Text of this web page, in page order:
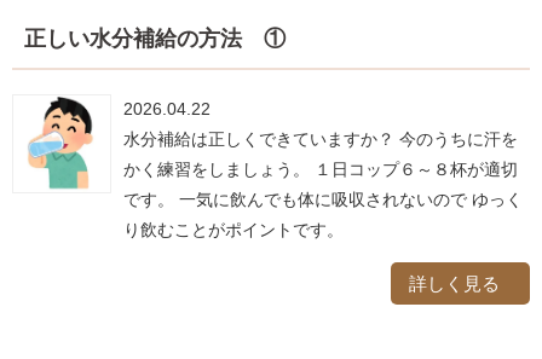
正しい水分補給の方法 ①
2026.04.22
水分補給は正しくできていますか？ 今のうちに汗を
かく練習をしましょう。 １日コップ６～８杯が適切
です。 一気に飲んでも体に吸収されないので ゆっく
り飲むことがポイントです。
詳しく見る